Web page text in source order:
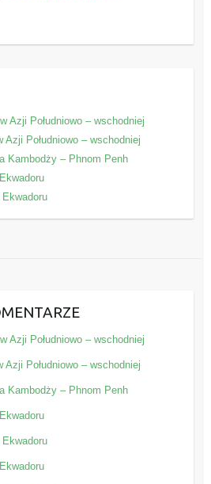
Azji Południowo – wschodniej
Azji Południowo – wschodniej
Kambodży – Phnom Penh
Azji Południowo – wschodniej
Azji Południowo – wschodniej
Kambodży – Phnom Penh